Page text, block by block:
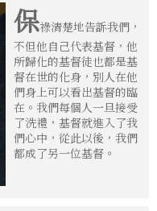
保祿清楚地告訴我們，
不但他自己代表基督，他
所歸化的基督徒也都是基
督在世的化身，別人在他
們身上可以看出基督的臨
在。我們每個人一旦接受
了洗禮，基督就進入了我
們心中，從此以後，我們
都成了另一位基督。